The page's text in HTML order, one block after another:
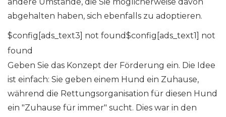
abgehalten haben, sich ebenfalls zu adoptieren.
$config[ads_text3] not found$config[ads_text1] not
found
Geben Sie das Konzept der Förderung ein. Die Idee
ist einfach: Sie geben einem Hund ein Zuhause,
während die Rettungsorganisation für diesen Hund
ein "Zuhause für immer" sucht. Dies war in den